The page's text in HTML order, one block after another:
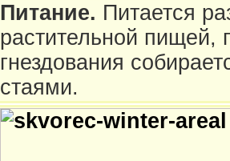
Питание. Питается
растительной пищей,
гнездования
стаями.